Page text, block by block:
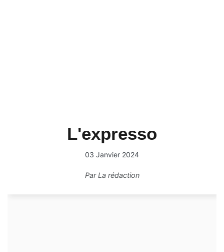
L'expresso
03 Janvier 2024
ParLa rédaction